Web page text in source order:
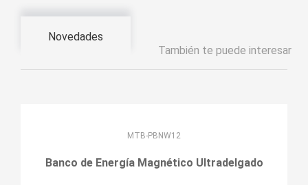
Novedades
También te puede interesar
MTB-PBNW12
Banco de Energía Magnético Ultradelgado